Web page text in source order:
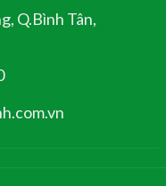
Q.Bình Tân,